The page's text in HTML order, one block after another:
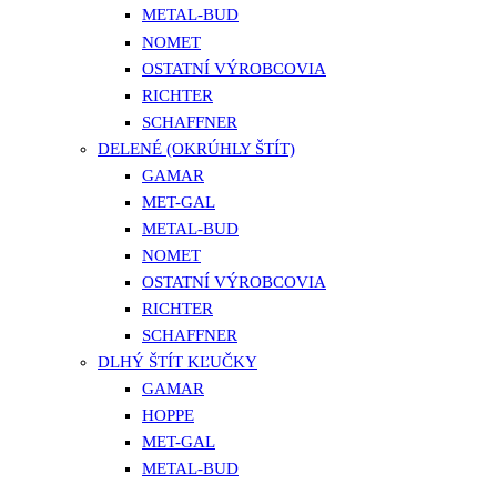
METAL-BUD
NOMET
OSTATNÍ VÝROBCOVIA
RICHTER
SCHAFFNER
DELENÉ (OKRÚHLY ŠTÍT)
GAMAR
MET-GAL
METAL-BUD
NOMET
OSTATNÍ VÝROBCOVIA
RICHTER
SCHAFFNER
DLHÝ ŠTÍT KĽUČKY
GAMAR
HOPPE
MET-GAL
METAL-BUD